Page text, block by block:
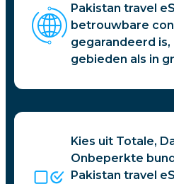
Pakistan travel
betrouwbare
gegarandeerd
gebieden als in
Kies uit Totale,
Onbeperkte
Pakistan travel